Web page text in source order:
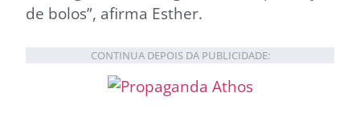
de bolos”, afirma Esther.
CONTINUA DEPOIS DA PUBLICIDADE: